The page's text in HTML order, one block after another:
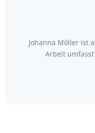
Johanna Möller ist
Arbeit